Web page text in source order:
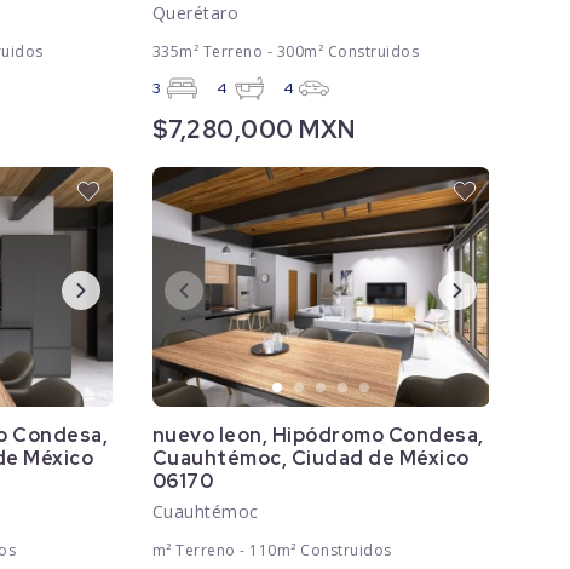
Querétaro
335m² Terreno - 300m² Construidos
3 4 4
$7,280,000 MXN
Condesa,
México
nuevo leon, Hipódromo Condesa,
Cuauhtémoc, Ciudad de México
06170
Cuauhtémoc
m² Terreno - 110m² Construidos